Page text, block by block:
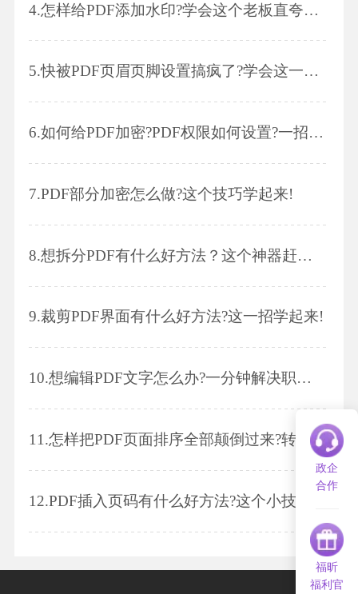
4.怎样给PDF添加水印?学会这个老板直夸高效!
5.快被PDF页眉页脚设置搞疯了?学会这一招，和Word一样轻松!
6.如何给PDF加密?PDF权限如何设置?一招就解决!
7.PDF部分加密怎么做?这个技巧学起来!
8.想拆分PDF有什么好方法？这个神器赶紧拿下!
9.裁剪PDF界面有什么好方法?这一招学起来!
10.想编辑PDF文字怎么办?一分钟解决职场难题!
11.怎样把PDF页面排序全部颠倒过来?转成word,一页页调再转回PDF,我天,你应该学学这个!
12.PDF插入页码有什么好方法?这个小技巧助你事半功倍!
政企
合作
福昕
福利官